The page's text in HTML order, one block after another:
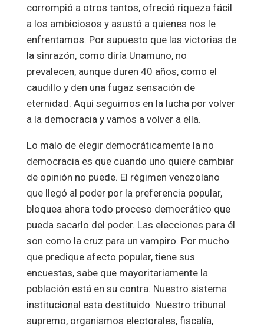
corrompió a otros tantos, ofreció riqueza fácil
a los ambiciosos y asustó a quienes nos le
enfrentamos. Por supuesto que las victorias de
la sinrazón, como diría Unamuno, no
prevalecen, aunque duren 40 años, como el
caudillo y den una fugaz sensación de
eternidad. Aquí seguimos en la lucha por volver
a la democracia y vamos a volver a ella.
Lo malo de elegir democráticamente la no
democracia es que cuando uno quiere cambiar
de opinión no puede. El régimen venezolano
que llegó al poder por la preferencia popular,
bloquea ahora todo proceso democrático que
pueda sacarlo del poder. Las elecciones para él
son como la cruz para un vampiro. Por mucho
que predique afecto popular, tiene sus
encuestas, sabe que mayoritariamente la
población está en su contra. Nuestro sistema
institucional esta destituido. Nuestro tribunal
supremo, organismos electorales, fiscalía,